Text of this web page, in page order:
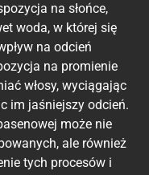
na słońce,
woda, w której się
na odcień
na promienie
włosy, wyciągając
im jaśniejszy odcień.
może nie
ale również
tych procesów i